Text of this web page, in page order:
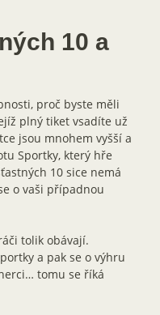
10 a
proč byste měli
plný tiket vsadíte už
jsou mnohem vyšší a
Sportky, který hře
10 sice nemá
o vaši případnou
tolik obávají.
a pak se o výhru
tomu se říká